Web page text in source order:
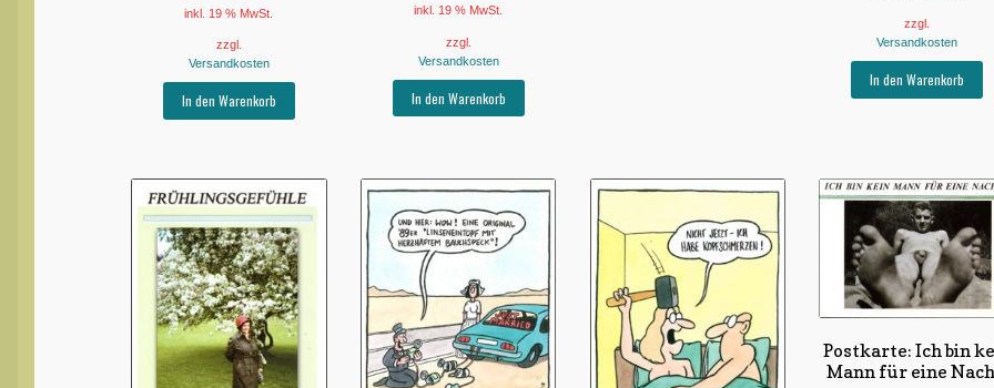
inkl. 19 % MwSt.
zzgl.
Versandkosten
In den Warenkorb
inkl. 19 % MwSt.
zzgl.
Versandkosten
In den Warenkorb
zzgl.
Versandkosten
In den Warenkorb
Postkarte: Ich bin
Mann für eine